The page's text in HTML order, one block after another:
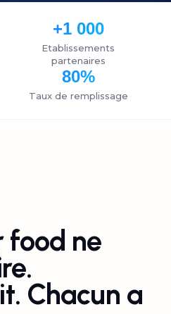
+1 000
Etablissements
partenaires
80%
Taux de remplissage
food ne
Chacun a